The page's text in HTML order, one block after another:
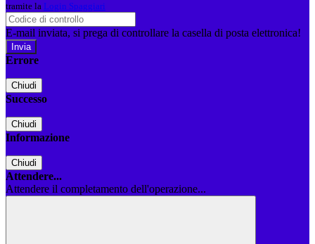
tramite la Login Spaggiari
E-mail inviata, si prega di controllare la casella di posta elettronica!
Errore
Chiudi
Successo
Chiudi
Informazione
Chiudi
Attendere...
Attendere il completamento dell'operazione...